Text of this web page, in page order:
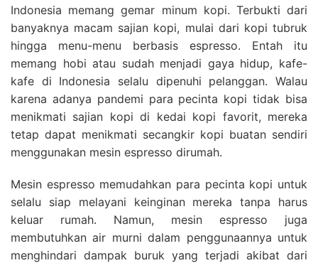
Indonesia memang gemar minum kopi. Terbukti dari
banyaknya macam sajian kopi, mulai dari kopi tubruk
hingga menu-menu berbasis espresso. Entah itu
memang hobi atau sudah menjadi gaya hidup, kafe-
kafe di Indonesia selalu dipenuhi pelanggan. Walau
karena adanya pandemi para pecinta kopi tidak bisa
menikmati sajian kopi di kedai kopi favorit, mereka
tetap dapat menikmati secangkir kopi buatan sendiri
menggunakan mesin espresso dirumah.
Mesin espresso memudahkan para pecinta kopi untuk
selalu siap melayani keinginan mereka tanpa harus
keluar rumah. Namun, mesin espresso juga
membutuhkan air murni dalam penggunaannya untuk
menghindari dampak buruk yang terjadi akibat dari